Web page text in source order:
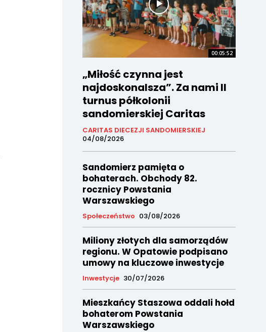
00:05:52
„Miłość czynna jest
najdoskonalsza”. Za nami II
turnus półkolonii
sandomierskiej Caritas
CARITAS DIECEZJI SANDOMIERSKIEJ
04/08/2026
Sandomierz pamięta o
bohaterach. Obchody 82.
rocznicy Powstania
Warszawskiego
Społeczeństwo 03/08/2026
Miliony złotych dla samorządów
regionu. W Opatowie podpisano
umowy na kluczowe inwestycje
Inwestycje 30/07/2026
Mieszkańcy Staszowa oddali hołd
bohaterom Powstania
Warszawskiego